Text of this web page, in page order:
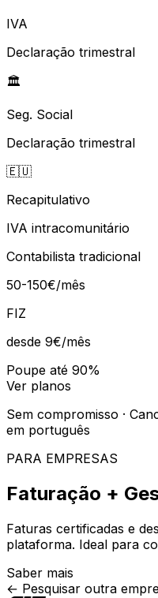
IVA
Declaração trimestral
🏛️
Seg. Social
Declaração trimestral
🇪🇺
Recapitulativo
IVA intracomunitário
Contabilista tradicional
50-150€/mês
FIZ
desde 9€/mês
Poupe até 90%
Ver planos
Sem compromisso ·
em português
PARA EMPRESAS
Faturação +
Faturas certificadas e
plataforma. Ideal para
Saber mais
← Pesquisar outra